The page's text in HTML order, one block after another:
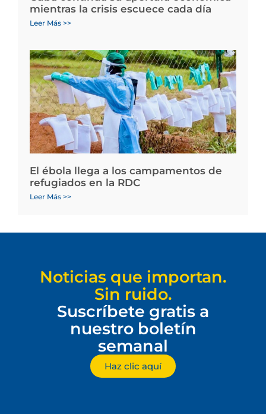
mientras la crisis escuece cada día
Leer Más >>
El ébola llega a los campamentos de
refugiados en la RDC
Leer Más >>
Noticias que importan.
Sin ruido.
Suscríbete gratis a
nuestro boletín
semanal
Haz clic aquí